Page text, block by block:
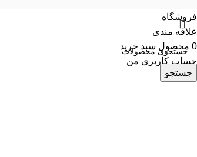
جستجو
فروشگاه
علاقه مندی
0 محصول سبد خرید
حساب کاربری من